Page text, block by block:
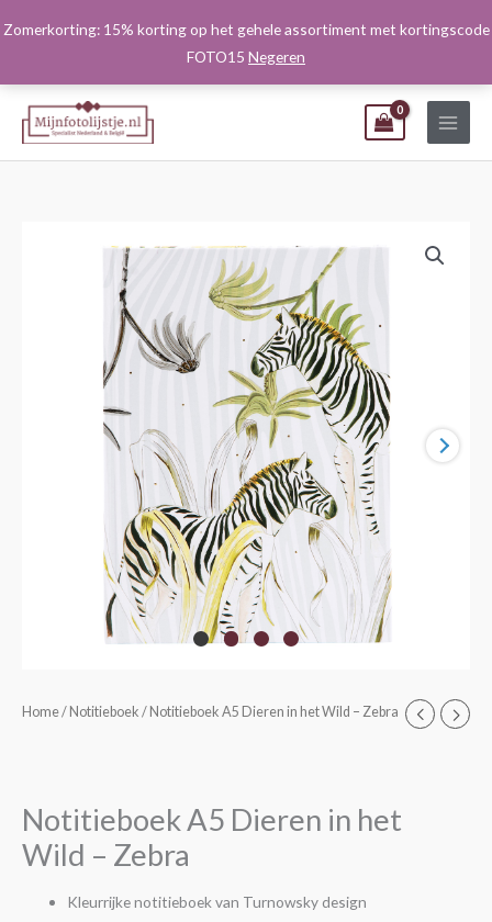
Zomerkorting: 15% korting op het gehele assortiment met kortingscode
FOTO15 Negeren
naar
Home/ Notitieboek / Notitieboek A5 Dieren in het Wild – Zebra
Notitieboek A5 Dieren in het
Wild – Zebra
Kleurrijke notitieboek van Turnowsky design
Notitieboek
het
Wild
Zebra